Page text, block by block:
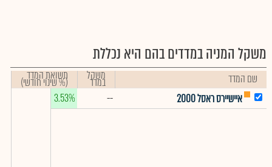
משקל המניה במדדים בהם היא נכללת
שם המדד משקל
במדד תשואת המדד
(% שינוי חודשי)
איישיירס ראסל 2000
--
3.53%